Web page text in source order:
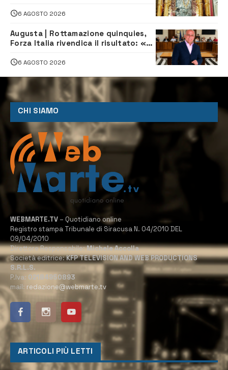
6 AGOSTO 2026
Augusta | Rottamazione quinquies,
Forza Italia rivendica il risultato: «La
6 AGOSTO 2026
CHI SIAMO
WEBMARTE.TV – Quotidiano online
Registro stampa Tribunale di Siracusa N. 04/2010 DEL
09/04/2010
Direttore Responsabile:Michele Accolla
Società editrice:KFP TELEVISION AND WEB PRODUCTIONS
S.R.L.S.
P.Iva: 02184950893
mail: redazione@webmarte.tv
ARTICOLI PIÙ LETTI